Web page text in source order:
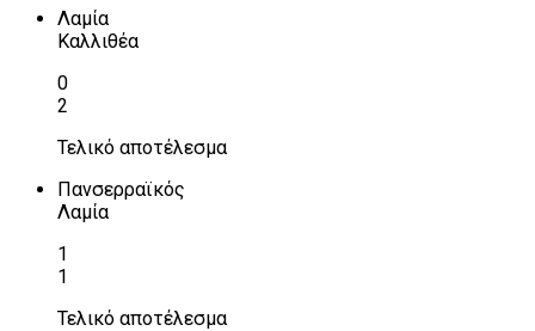
Λαμία
Καλλιθέα
0
2
Τελικό αποτέλεσμα
Πανσερραϊκός
Λαμία
1
1
Τελικό αποτέλεσμα